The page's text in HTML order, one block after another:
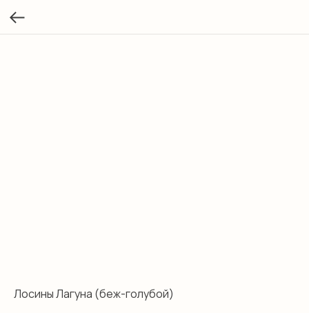
Лосины Лагуна (беж-голубой)